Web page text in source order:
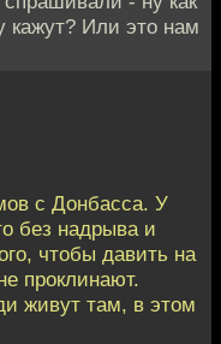
кажут? Или это нам
с Донбасса. У
без надрыва и
чтобы давить на
проклинают.
живут там, в этом